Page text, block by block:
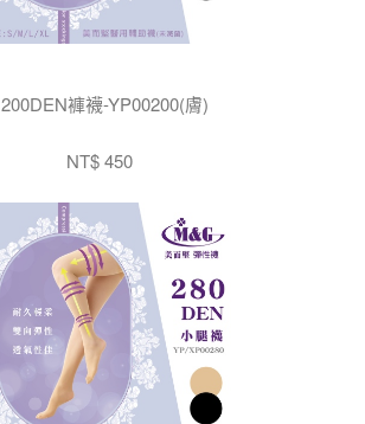
200DEN褲襪-YP00200(膚)
NT$ 450